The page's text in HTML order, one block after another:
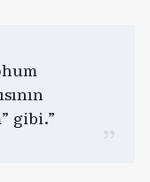
gibi.”